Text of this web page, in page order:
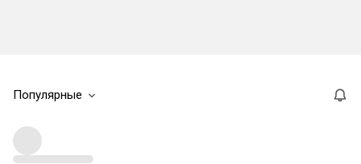
Популярные